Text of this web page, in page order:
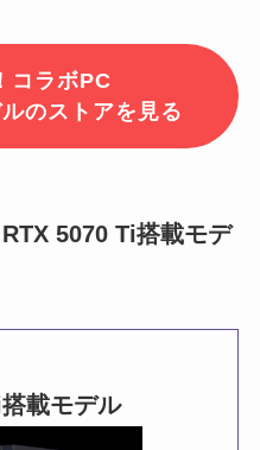
コラボPC
のストアを見る
5070 Ti搭載モデ
載モデル